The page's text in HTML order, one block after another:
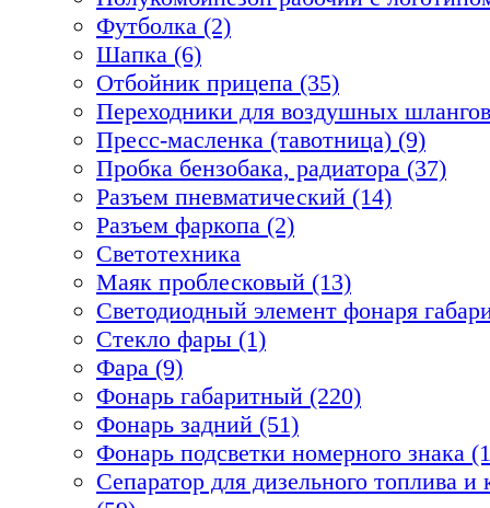
Футболка (2)
Шапка (6)
Отбойник прицепа (35)
Переходники для воздушных
Пресс-масленка (тавотница) (9)
Пробка бензобака, радиатора (37)
Разъем пневматический (14)
Разъем фаркопа (2)
Светотехника
Маяк проблесковый (13)
Светодиодный элемент фонаря
Стекло фары (1)
Фара (9)
Фонарь габаритный (220)
Фонарь задний (51)
Фонарь подсветки номерного знака
Сепаратор для дизельного топлива